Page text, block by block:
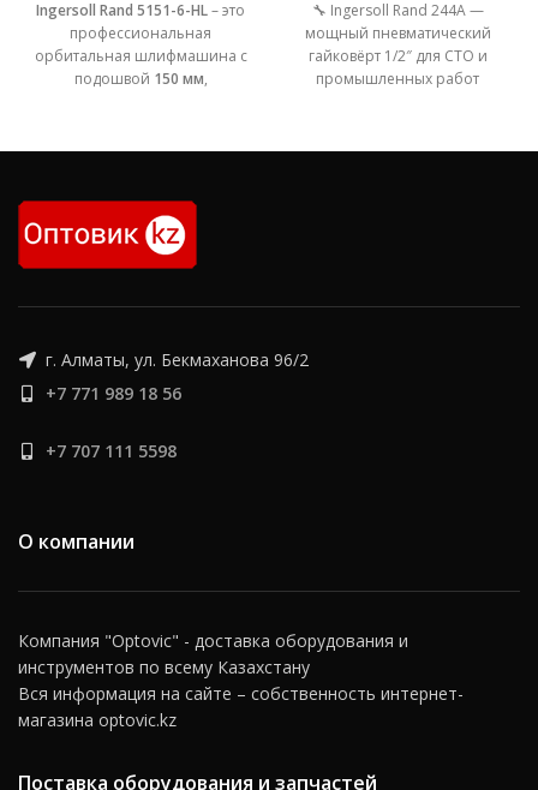
150 мм
Ingersoll Rand 5151-6-HL– это
профессиональная
орбитальная шлифмашина с
подошвой 150 мм,
об/мини весом0,82 кг.
производительностью и
лёгкостью в работе.
🔧 Ingersoll Rand 244A —
мощный пневматический
гайковёрт 1/2″ для СТО и
промышленных работ
г. Алматы, ул. Бекмаханова 96/2
+7 771 989 18 56
+7 707 111 5598
О компании
Компания "Optovic" - доставка оборудования и
инструментов по всему Казахстану
Вся информация на сайте – собственность интернет-
магазина optovic.kz
Поставка оборудования и запчастей